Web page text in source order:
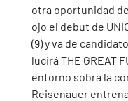
otra oportunidad
ojo el debut de
(9) y va de
lucirá THE GREAT
entorno sobra la
Reisenauer